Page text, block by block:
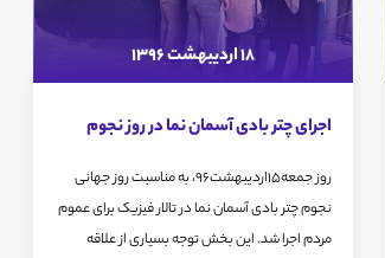
18 اردیبهشت 1396
اجرای چتر بادی آسمان نما در روز نجوم
روز جمعه15اردیبهشت96، به مناسبت روز جهانی
نجوم چتر بادی آسمان نما در تالار فیزیک برای عموم
مردم اجرا شد. این بخش توجه بسیاری از علاقه